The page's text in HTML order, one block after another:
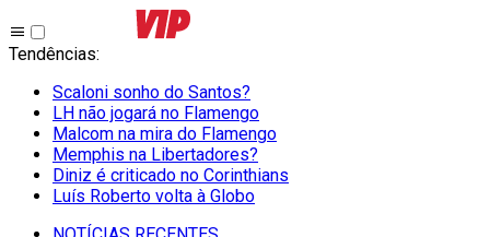
Tendências:
Scaloni sonho do Santos?
LH não jogará no Flamengo
Malcom na mira do Flamengo
Memphis na Libertadores?
Diniz é criticado no Corinthians
Luís Roberto volta à Globo